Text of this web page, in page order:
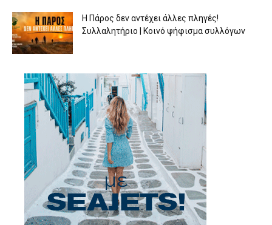
Η Πάρος δεν αντέχει άλλες πληγές!
Συλλαλητήριο | Κοινό ψήφισμα συλλόγων